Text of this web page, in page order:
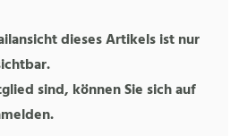
dieses Artikels ist nur
sind, können Sie sich auf